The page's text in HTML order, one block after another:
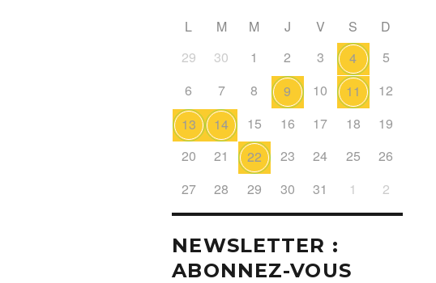
L M M J V S
D
29
30 1 2 3 4
5
6
7 8 9 10 11
12
13
14 15 16 17 18
19
20
21 22 23 24 25
26
27
28 29 30 31 1 2
NEWSLETTER :
ABONNEZ-VOUS